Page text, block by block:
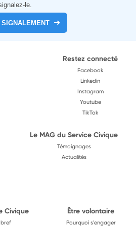
le.
SIGNALEMENT
Restez connecté
Facebook
Linkedin
Instagram
Youtube
TikTok
Le MAG du Service Civique
Témoignages
Actualités
Civique
bref
Être volontaire
Pourquoi s'engager